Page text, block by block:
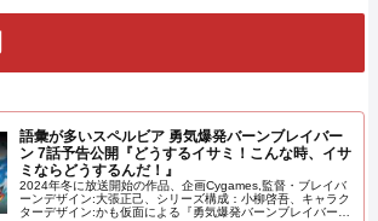
語彙が多いスペルビア 勇気爆発バーンブレイバー
ン 7話予告公開『どうするイサミ！こんな時、イサ
ミならどうするんだ！』
2024年冬に放送開始の作品、企画Cygames,監督・ブレイバ
ーンデザイン:大張正己、シリーズ構成：小柳啓吾、キャラク
ターデザイン:かも仮面による『勇気爆発バーンブレイバー